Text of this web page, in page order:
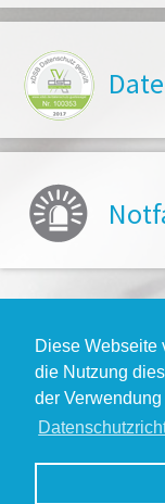
Diese Webseite
die Nutzung
der
Copyright ©